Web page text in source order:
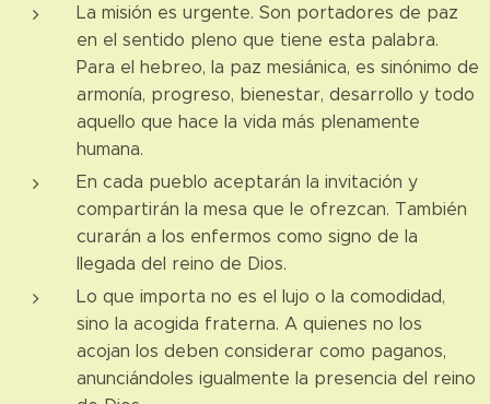
La misión es urgente. Son portadores de paz
en el sentido pleno que tiene esta palabra.
Para el hebreo, la paz mesiánica, es sinónimo de
armonía, progreso, bienestar, desarrollo y todo
aquello que hace la vida más plenamente
humana.
En cada pueblo aceptarán la invitación y
compartirán la mesa que le ofrezcan. También
curarán a los enfermos como signo de la
llegada del reino de Dios.
Lo que importa no es el lujo o la comodidad,
sino la acogida fraterna. A quienes no los
acojan los deben considerar como paganos,
anunciándoles igualmente la presencia del reino